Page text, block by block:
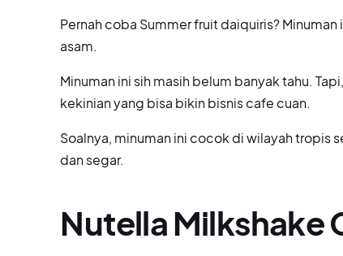
Pernah coba Summer fruit daiquiris?
asam.
Minuman ini sih masih belum banyak tahu.
kekinian yang bisa bikin bisnis cafe cuan.
Soalnya, minuman ini cocok di wilayah tropis
dan segar.
Nutella Milkshake